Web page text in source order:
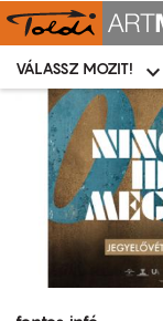
tartalomra
Moziválasztó
menü
VÁLASSZ MOZIT!